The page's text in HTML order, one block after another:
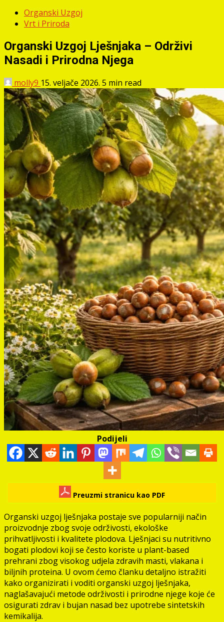
Organski Uzgoj
Vrt i Priroda
Organski Uzgoj Lješnjaka – Održivi
Nasadi i Prirodna Njega
molly9 15. veljače 2026. 5 min read
Podijeli
Preuzmi stranicu kao PDF
Organski uzgoj lješnjaka postaje sve popularniji način
proizvodnje zbog svoje održivosti, ekološke
prihvatljivosti i kvalitete plodova. Lješnjaci su nutritivno
bogati plodovi koji se često koriste u plant-based
prehrani zbog visokog udjela zdravih masti, vlakana i
biljnih proteina. U ovom ćemo članku detaljno istražiti
kako organizirati i voditi organski uzgoj lješnjaka,
naglašavajući metode održivosti i prirodne njege koje će
osigurati zdrav i bujan nasad bez upotrebe sintetskih
kemikalija.